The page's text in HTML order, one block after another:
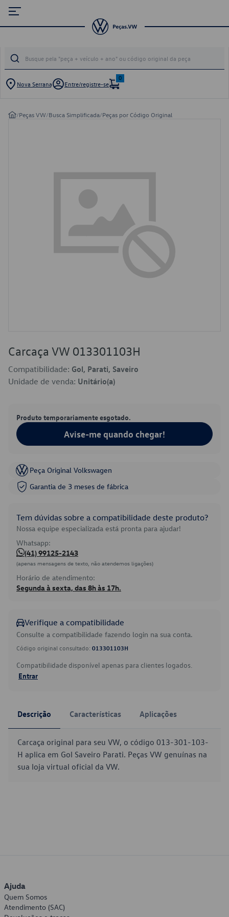
Nova Serrana Entre/registre-se
0
/Peças VW/Busca Simplificada/Peças por Código Original
Carcaça VW 013301103H
Compatibilidade: Gol, Parati, Saveiro
Unidade de venda: Unitário(a)
Produto temporariamente esgotado.
Avise-me quando chegar!
Peça Original Volkswagen
Garantia de 3 meses de fábrica
Tem dúvidas sobre a compatibilidade deste produto?
Nossa equipe especializada está pronta para ajudar!
Whatsapp:
(41) 99125-2143
(apenas mensagens de texto, não atendemos ligações)
Horário de atendimento:
Segunda à sexta, das 8h às 17h.
Verifique a compatibilidade
Consulte a compatibilidade fazendo login na sua conta.
Código original consultado: 013301103H
Compatibilidade disponível apenas para clientes logados.
Entrar
Descrição Características Aplicações
Carcaça original para seu VW, o código 013-301-103-
H aplica em Gol Saveiro Parati. Peças VW genuínas na
sua loja virtual oficial da VW.
Ajuda
Quem Somos
Atendimento (SAC)